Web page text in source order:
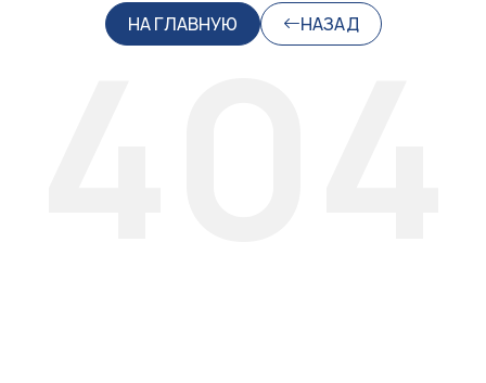
НА ГЛАВНУЮ НАЗАД